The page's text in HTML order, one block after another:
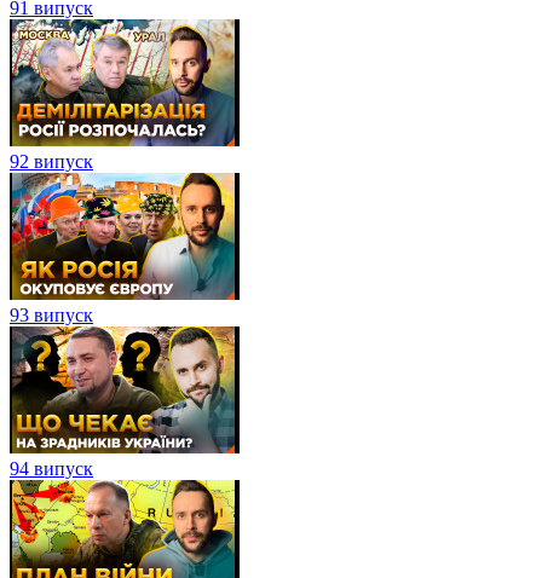
91 випуск
92 випуск
93 випуск
94 випуск